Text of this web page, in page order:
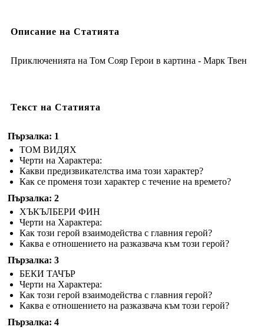
Описание на Статията
Приключенията на Том Сояр Герои в картина - Марк Твен
Текст на Статията
Пързалка: 1
ТОМ ВИДЯХ
Черти на Характера:
Какви предизвикателства има този характер?
Как се променя този характер с течение на времето?
Пързалка: 2
ХЪКЪЛБЕРИ ФИН
Черти на Характера:
Как този герой взаимодейства с главния герой?
Каква е отношението на разказвача към този герой?
Пързалка: 3
БЕКИ ТАЧЪР
Черти на Характера:
Как този герой взаимодейства с главния герой?
Каква е отношението на разказвача към този герой?
Пързалка: 4